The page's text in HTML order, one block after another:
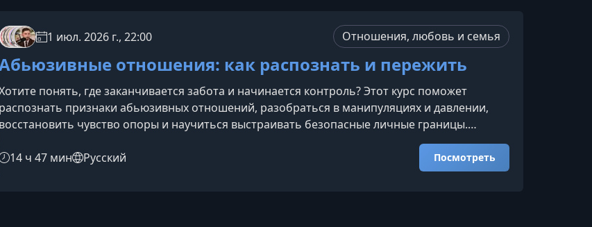
1 июл. 2026 г., 22:00 Отношения, любовь и семья
отношения: как распознать и пережить
понять, где заканчивается забота и начинается контроль? Этот курс поможет
распознать признаки абьюзивных отношений, разобраться в манипуляциях и давлении,
восстановить чувство опоры и научиться выстраивать безопасные личные границы.
Эксперты под руководством Анастасии Волочковой бережно проведут вас через ключевые
чтобы вы смогли увидеть ситуацию яснее и сделать первые шаги к переменам.Что вы
14 ч 47 мин Русский Посмотреть